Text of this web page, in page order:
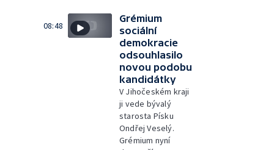
08:48
Grémium
sociální
demokracie
odsouhlasilo
novou podobu
kandidátky
V Jihočeském kraji
ji vede bývalý
starosta Písku
Ondřej Veselý.
Grémium nyní